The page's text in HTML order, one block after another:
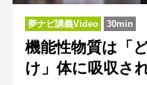
夢ナビ講義Video 30min
機能性物質は「
け」体に吸収さ